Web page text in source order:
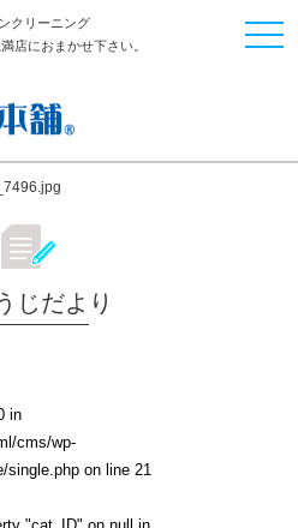
クリーニング
店におまかせ下さい。
じだより
in
cms/wp-
single.php on line 21